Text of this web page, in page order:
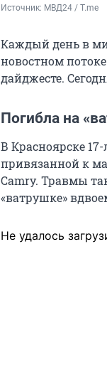
Источник: МВД24 / T.me
Каждый день в
новостном
дайджесте.
Погибла на
В Красноярске
привязанной к
Camry. Травмы
«ватрушке»
Не удалось